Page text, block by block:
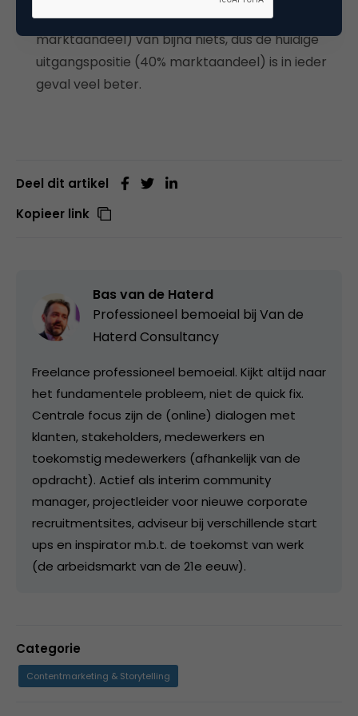
Echter, men kwam van een positie (8%
marktaandeel) van bijna niets, dus de huidige
uitgangspositie (40% marktaandeel) is in ieder
geval veel beter.
Deel dit artikel
Kopieer link
Bas van de Haterd
Professioneel bemoeial bij Van de
Haterd Consultancy
Freelance professioneel bemoeial. Kijkt altijd naar
het fundamentele probleem, niet de quick fix.
Centrale focus zijn de (online) dialogen met
klanten, stakeholders, medewerkers en
toekomstig medewerkers (afhankelijk van de
opdracht). Actief als interim community
manager, projectleider voor nieuwe corporate
recruitmentsites, adviseur bij verschillende start
ups en inspirator m.b.t. de toekomst van werk
(de arbeidsmarkt van de 21e eeuw).
Categorie
Contentmarketing & Storytelling